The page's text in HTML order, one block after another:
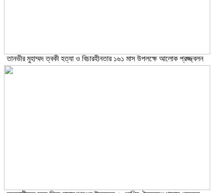
তানভীর মুহাম্মদ ত্বকী হত্যা ও বিচারহীনতার ১৬১ মাস উপলক্ষে আলোক প্রজ্জ্বলন